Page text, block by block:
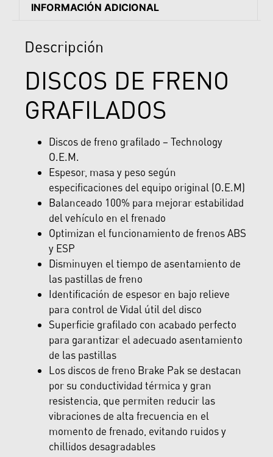
INFORMACIÓN ADICIONAL
Descripción
DISCOS DE FRENO
GRAFILADOS
Discos de freno grafilado – Technology
O.E.M.
Espesor, masa y peso según
especificaciones del equipo original (O.E.M)
Balanceado 100% para mejorar estabilidad
del vehículo en el frenado
Optimizan el funcionamiento de frenos ABS
y ESP
Disminuyen el tiempo de asentamiento de
las pastillas de freno
Identificación de espesor en bajo relieve
para control de Vidal útil del disco
Superficie grafilado con acabado perfecto
para garantizar el adecuado asentamiento
de las pastillas
Los discos de freno Brake Pak se destacan
por su conductividad térmica y gran
resistencia, que permiten reducir las
vibraciones de alta frecuencia en el
momento de frenado, evitando ruidos y
chillidos desagradables